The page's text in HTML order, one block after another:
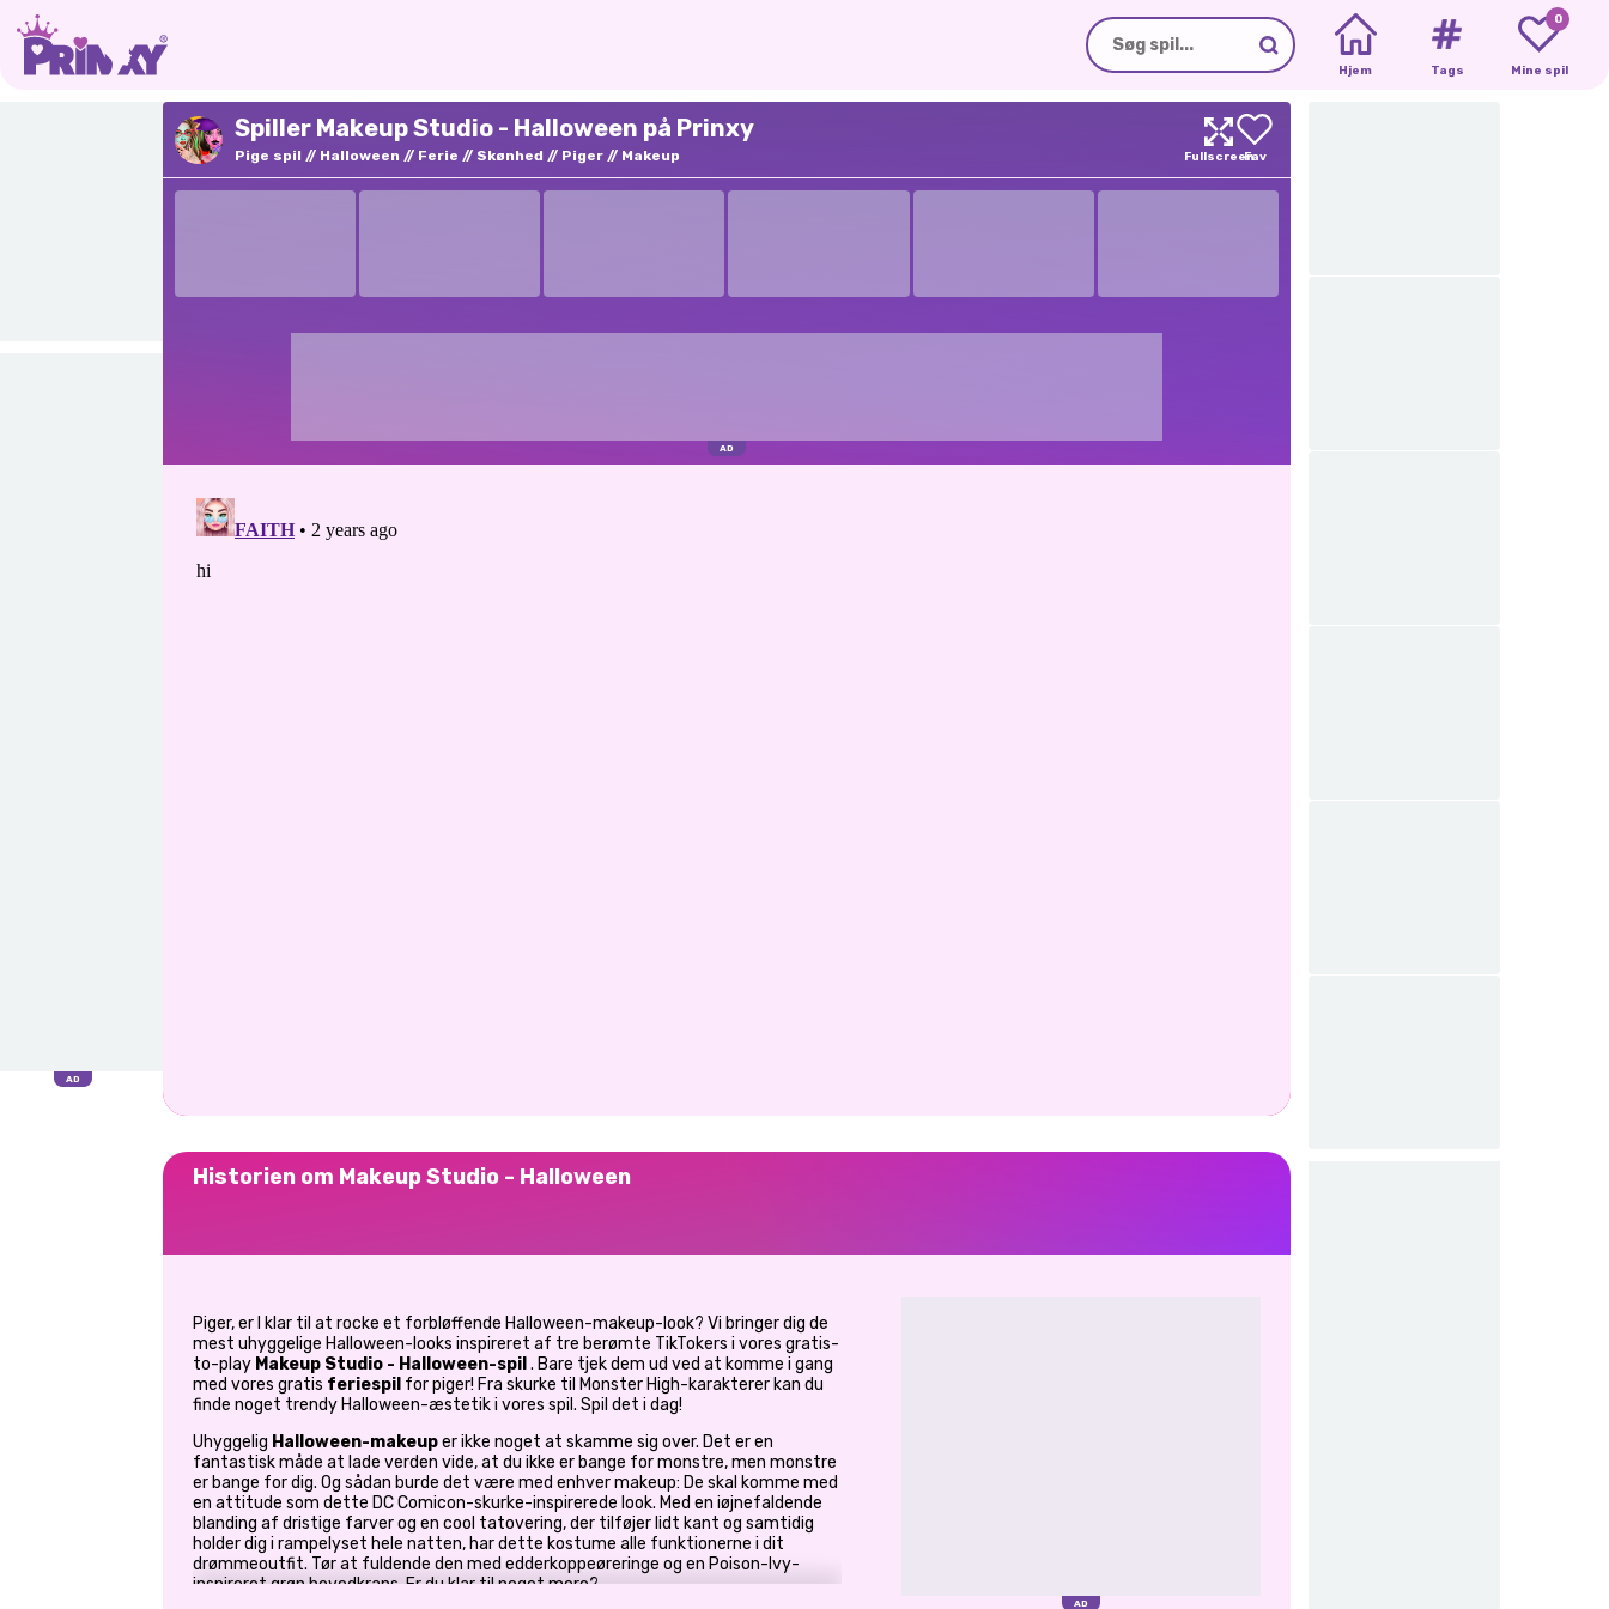
Hjem Tags
0
Mine spil
Spiller Makeup Studio - Halloween på Prinxy
Pige spil Halloween Ferie Skønhed Piger Makeup
Historien om Makeup Studio - Halloween
Piger, er I klar til at rocke et forbløffende Halloween-makeup-look? Vi bringer dig de
mest uhyggelige Halloween-looks inspireret af tre berømte TikTokers i vores gratis-
to-play Makeup Studio - Halloween-spil . Bare tjek dem ud ved at komme i gang
med vores gratis feriespil for piger! Fra skurke til Monster High-karakterer kan du
finde noget trendy Halloween-æstetik i vores spil. Spil det i dag!
Uhyggelig Halloween-makeuper ikke noget at skamme sig over. Det er en
fantastisk måde at lade verden vide, at du ikke er bange for monstre, men monstre
er bange for dig. Og sådan burde det være med enhver makeup: De skal komme med
en attitude som dette DC Comicon-skurke-inspirerede look. Med en iøjnefaldende
blanding af dristige farver og en cool tatovering, der tilføjer lidt kant og samtidig
holder dig i rampelyset hele natten, har dette kostume alle funktionerne i dit
drømmeoutfit. Tør at fuldende den med edderkoppeøreringe og en Poison-Ivy-
inspireret grøn hovedkrans. Er du klar til noget mere?